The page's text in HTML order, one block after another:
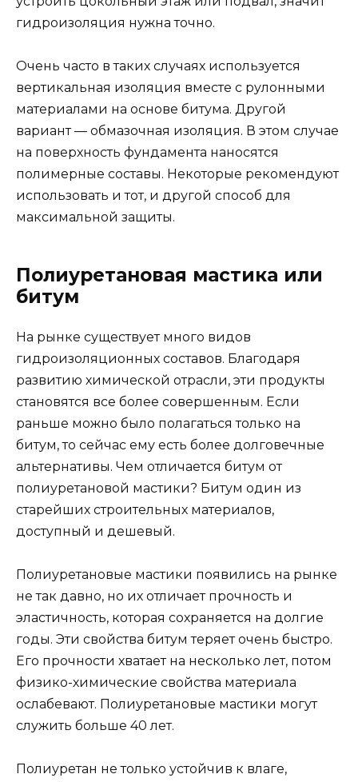
гидроизоляция нужна точно.
Очень часто в таких случаях используется
вертикальная изоляция вместе с рулонными
материалами на основе битума. Другой
вариант — обмазочная изоляция. В этом случае
на поверхность фундамента наносятся
полимерные составы. Некоторые рекомендуют
использовать и тот, и другой способ для
максимальной защиты.
Полиуретановая мастика или
битум
На рынке существует много видов
гидроизоляционных составов. Благодаря
развитию химической отрасли, эти продукты
становятся все более совершенным. Если
раньше можно было полагаться только на
битум, то сейчас ему есть более долговечные
альтернативы. Чем отличается битум от
полиуретановой мастики? Битум один из
старейших строительных материалов,
доступный и дешевый.
Полиуретановые мастики появились на рынке
не так давно, но их отличает прочность и
эластичность, которая сохраняется на долгие
годы. Эти свойства битум теряет очень быстро.
Его прочности хватает на несколько лет, потом
физико-химические свойства материала
ослабевают. Полиуретановые мастики могут
служить больше 40 лет.
Полиуретан не только устойчив к влаге,